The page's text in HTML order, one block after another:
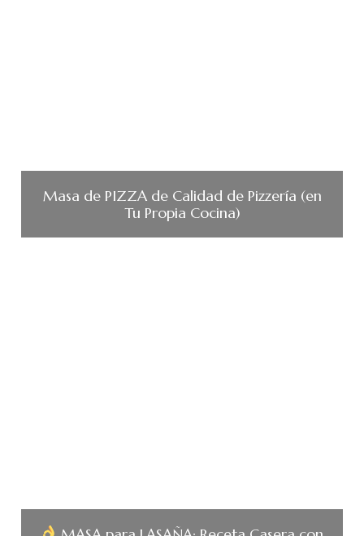
Masa de PIZZA de Calidad de Pizzería (en
Tu Propia Cocina)